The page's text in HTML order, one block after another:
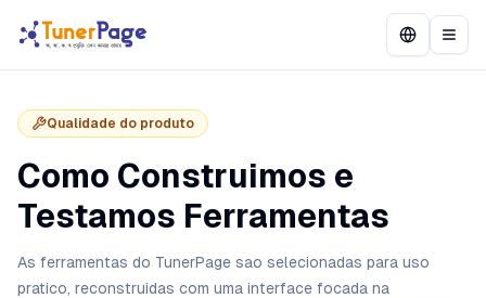
Qualidade do produto
Como Construimos e
Testamos Ferramentas
As ferramentas do TunerPage sao selecionadas para uso
pratico, reconstruidas com uma interface focada na